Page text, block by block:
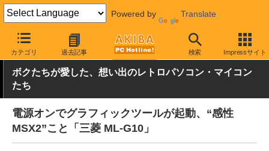
Powered by Translate
カテゴリ 過去記事 検索 Impressサイト
AKIBA PC Hotline! PC本体・ソフト その他
ボクたちが愛した、想い出のレトロパソコン・マイコン
たち
電源オンでグラフィックツールが起動、“感性
MSX2”こと「三菱 ML-G10」